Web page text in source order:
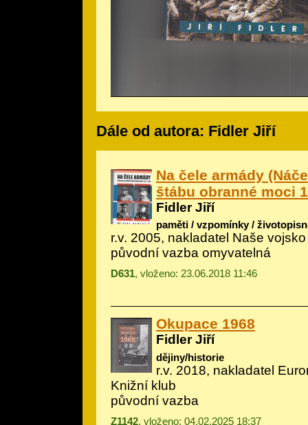
Dále od autora: Fidler Jiří
Na čele armády
štábu obranné moci
Fidler Jiří
paměti / vzpomínky /
r.v. 2005, nakladatel Naše vojsko
původní vazba omyvatelná
D631, vloženo: 23.06.2018 11:46
Okupace 1968
Fidler Jiří
dějiny/historie
r.v. 2018, nakladatel
Knižní klub
původní vazba
Z1142, vloženo: 04.02.2025 18:37